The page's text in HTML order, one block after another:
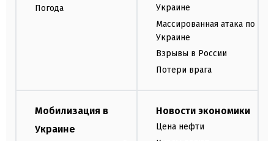
Погода
Украине
Массированная атака по
Украине
Взрывы в России
Потери врага
Мобилизация в
Украине
Новости экономики
Цена нефти